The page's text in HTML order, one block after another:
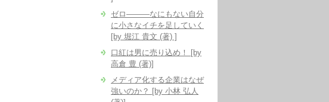
ゼロ―――なにもない自分
に小さなイチを足していく
[by 堀江 貴文 (著) ]
口紅は男に売り込め！ [by
高倉 豊 (著)]
メディア化する企業はなぜ
強いのか？ [by 小林 弘人